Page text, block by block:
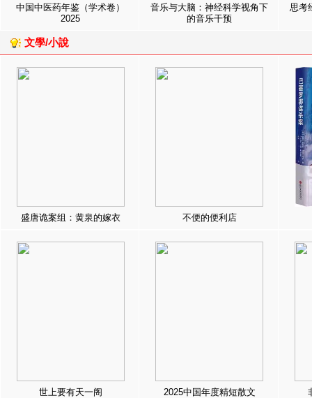
中国中医药年鉴（学术卷）
2025
音乐与大脑：神经科学视角下
的音乐干预
思考
文學/小說
盛唐诡案组：黄泉的嫁衣 不便的便利店
世上要有天一阁 2025中国年度精短散文